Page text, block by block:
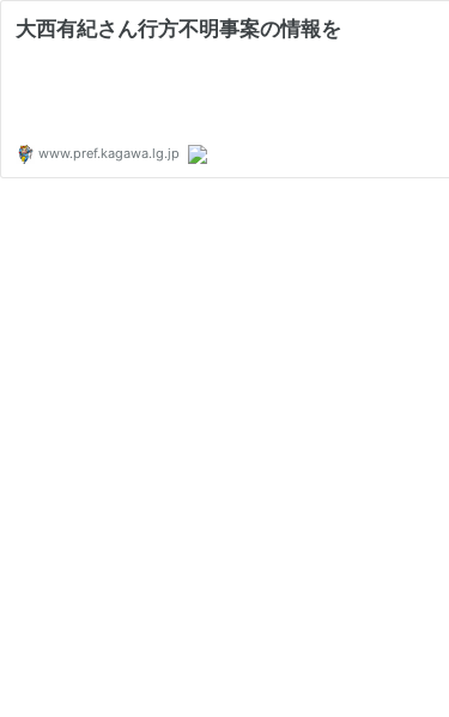
大西有紀さん行方不明事案の情報を
www.pref.kagawa.lg.jp